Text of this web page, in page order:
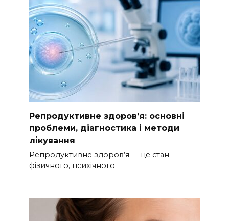
Репродуктивне здоров’я: основні
проблеми, діагностика і методи
лікування
Репродуктивне здоров’я — це стан
фізичного, психічного